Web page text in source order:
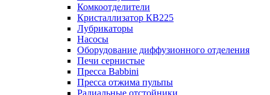
Комкоотделители
Кристаллизатор КВ225
Лубрикаторы
Насосы
Оборудование диффузионного отделения
Печи сернистые
Пресса Babbini
Пресса отжима пульпы
Радиальные отстойники